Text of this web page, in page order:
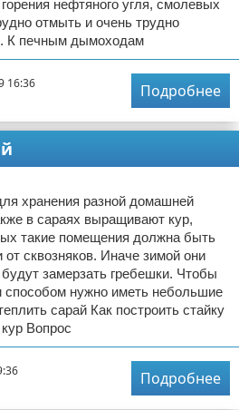
нефтяного угля, смолевых
отмыть и очень трудно
К печным дымоходам
16:36
Подробнее
хранения разной домашней
в сараях выращивают кур,
такие помещения должна быть
сквозняков. Иначе зимой они
замерзать гребешки. Чтобы
нужно иметь небольшие
сарай Как построить стайку
Вопрос
Подробнее